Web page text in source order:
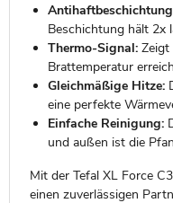
Beschichtung hält 2x
Thermo-Signal:Zeigt
Brattemperatur
Gleichmäßige Hitze:
eine perfekte
Einfache Reinigung:
und außen ist die
Mit der Tefal XL Force
einen zuverlässigen